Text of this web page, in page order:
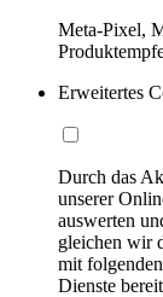
Meta-Pixel,
Erweitertes
Durch das
unserer
auswerten
gleichen wir
mit
Dienste